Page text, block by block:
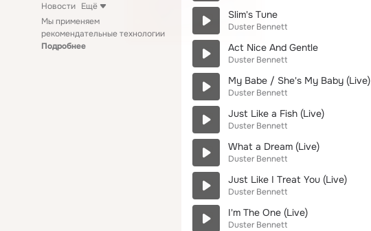
Новости Ещё
Мы применяем
рекомендательные технологии
Подробнее
Slim's Tune
Duster Bennett
Act Nice And Gentle
Duster Bennett
My Babe / She's My Baby (Live)
Duster Bennett
Just Like a Fish (Live)
Duster Bennett
What a Dream (Live)
Duster Bennett
Just Like I Treat You (Live)
Duster Bennett
I'm The One (Live)
Duster Bennett